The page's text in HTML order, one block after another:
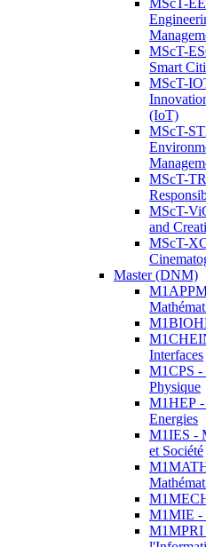
MScT-
MScT-
Smart
MScT-
(IoT)
MScT-
MScT-
MScT-
and
MScT-
Master (DNM)
Interfaces
M1CPS -
Physique
M1HEP -
Energies
M1IES -
et Société
M1MIE -
M1MPRI